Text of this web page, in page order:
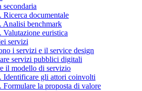
secondaria
Ricerca documentale
Analisi benchmark
Valutazione euristica
servizi
i servizi e il service design
servizi pubblici digitali
il modello di servizio
Identificare gli attori coinvolti
Formulare la proposta di valore